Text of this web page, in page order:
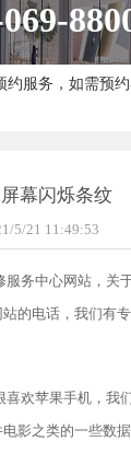
约服务，如需预
幕闪烁条纹
5/21 11:49:53
务中心网站，关
的电话，我们有
欢苹果手机，我
影之类的一些数